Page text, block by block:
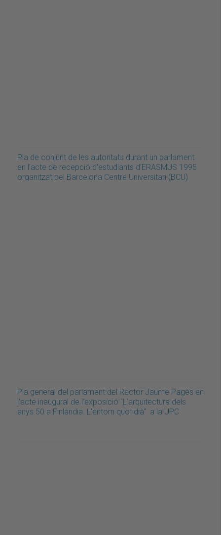
Pla de conjunt de les autoritats durant un parlament
en l'acte de recepció d'estudiants d'ERASMUS 1995
organitzat pel Barcelona Centre Universitari (BCU)
Pla general del parlament del Rector Jaume Pagès en
l'acte inaugural de l'exposició "L'arquitectura dels
anys 50 a Finlàndia. L'entorn quotidià" a la UPC